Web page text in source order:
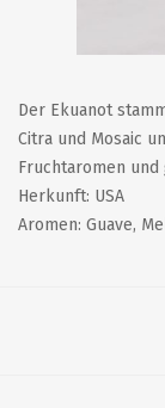
Der Ekuanot
Citra und Mosaic
Fruchtaromen
Herkunft: USA
Aromen: Guave,